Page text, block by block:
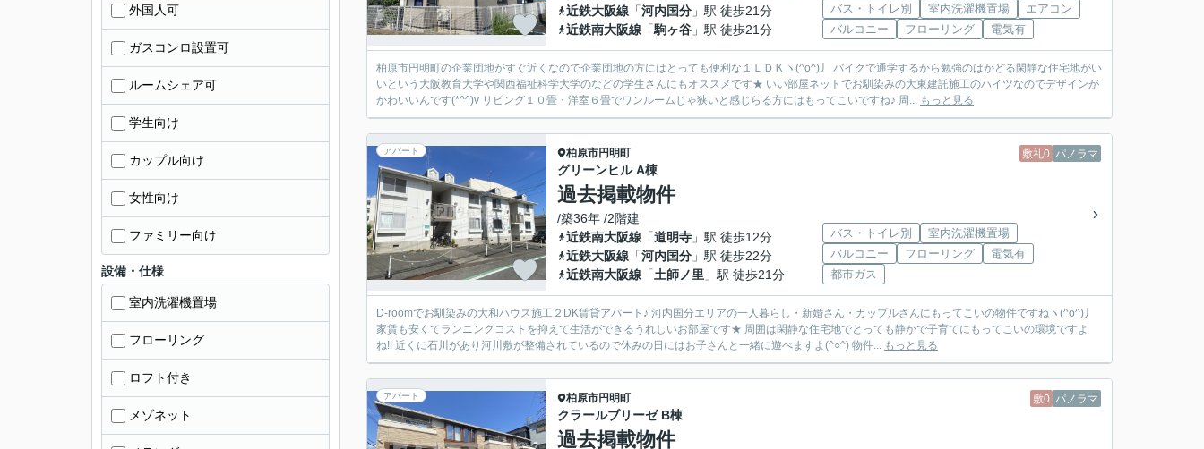
近鉄大阪線 「河内国分 」駅 徒歩21分
近鉄南大阪線 「駒ヶ谷 」駅 徒歩21分
バス・トイレ別 室内洗濯機置場
エアコン
バルコニー
フローリング 電気有
柏原市円明町の企業団地がすぐ近くなので企業団地の方にはとっても便利な１ＬＤＫヽ(^o^)丿 バイクで通学するから勉強のはかどる閑静な住宅地がい
いという大阪教育大学や関西福祉科学大学のなどの学生さんにもオススメです★ いい部屋ネットでお馴染みの大東建託施工のハイツなのでデザインが
かわいいんです(*^^)v リビング１０畳・洋室６畳でワンルームじゃ狭いと感じらる方にはもってこいですね♪ 周... もっと見る
アパート 敷礼0 パノラマ
柏原市円明町
グリーンヒル A棟
過去掲載物件
/築36年 /2階建
近鉄南大阪線 「道明寺 」駅 徒歩12分
近鉄大阪線 「河内国分 」駅 徒歩22分
近鉄南大阪線 「土師ノ里 」駅 徒歩21分
バス・トイレ別
室内洗濯機置場
バルコニー
フローリング
電気有
都市ガス
D-roomでお馴染みの大和ハウス施工２DK賃貸アパート♪ 河内国分エリアの一人暮らし・新婚さん・カップルさんにもってこいの物件ですねヽ(^o^)丿
家賃も安くてランニングコストを抑えて生活ができるうれしいお部屋です★ 周囲は閑静な住宅地でとっても静かで子育てにもってこいの環境ですよ
ね!! 近くに石川があり河川敷が整備されているので休みの日にはお子さんと一緒に遊べますよ(^○^) 物件... もっと見る
アパート 敷0 パノラマ
柏原市円明町
クラールブリーゼ B棟
過去掲載物件
外国人可
ガスコンロ設置可
ルームシェア可
学生向け
カップル向け
女性向け
ファミリー向け
設備・仕様
室内洗濯機置場
フローリング
ロフト付き
メゾネット